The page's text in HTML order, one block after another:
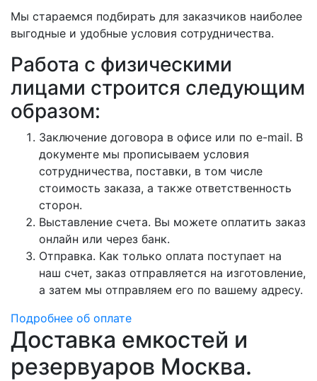
Мы стараемся подбирать для заказчиков наиболее
выгодные и удобные условия сотрудничества.
Работа с физическими
лицами строится следующим
образом:
Заключение договора в офисе или по e-mail. В
документе мы прописываем условия
сотрудничества, поставки, в том числе
стоимость заказа, а также ответственность
сторон.
Выставление счета. Вы можете оплатить заказ
онлайн или через банк.
Отправка. Как только оплата поступает на
наш счет, заказ отправляется на изготовление,
а затем мы отправляем его по вашему адресу.
Подробнее об оплате
Доставка емкостей и
резервуаров Москва.